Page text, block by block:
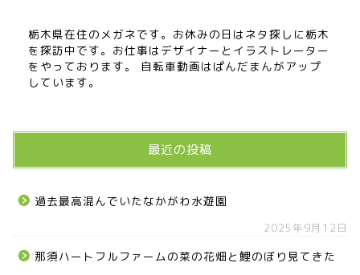
栃木県在住のメガネです。お休みの日はネタ探しに栃木
を探訪中です。お仕事はデザイナーとイラストレーター
をやっております。 自転車動画はぱんだまんがアップ
しています。
最近の投稿
過去最高混んでいたなかがわ水遊園
2025年9月12日
那須ハートフルファームの菜の花畑と鯉のぼり見てきた